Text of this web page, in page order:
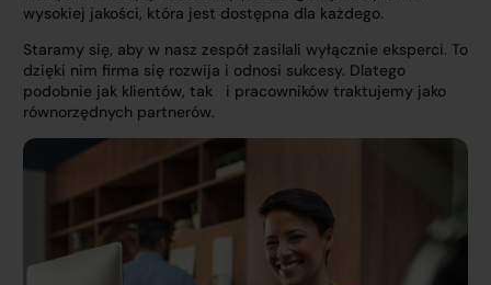
wysokiej jakości, która jest dostępna dla każdego.
Staramy się, aby w nasz zespół zasilali wyłącznie eksperci. To
dzięki nim firma się rozwija i odnosi sukcesy. Dlatego
podobnie jak klientów, tak i pracowników traktujemy jako
równorzędnych partnerów.